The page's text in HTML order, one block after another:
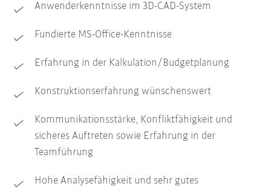
Anwenderkenntnisse im 3D-CAD-System
Fundierte MS-Office-Kenntnisse
Erfahrung in der Kalkulation/Budgetplanung
Konstruktionserfahrung wünschenswert
Kommunikationsstärke, Konfliktfähigkeit und
sicheres Auftreten sowie Erfahrung in der
Teamführung
Hohe Analysefähigkeit und sehr gutes